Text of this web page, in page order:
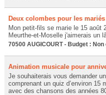
Deux colombes pour les mariés
Mon petit-fils se marie le 15 août
Meurthe-et-Moselle j'aimerais un
70500 AUGICOURT - Budget :
Animation musicale pour
Je souhaiterais vous demander
comprenant un quiz d’environ 15
avec des chansons des années